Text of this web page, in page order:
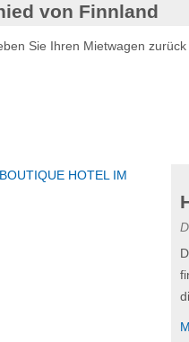
von Finnland
Sie Ihren Mietwagen